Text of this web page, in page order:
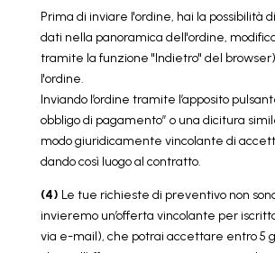
Prima di inviare l'ordine, hai la possibilità
dati nella panoramica dell'ordine,
tramite la funzione "Indietro" del
l'ordine.
Inviando l’ordine tramite l’apposito
obbligo di pagamento” o una dicitura
modo giuridicamente vincolante di
dando così luogo al contratto.
(4) Le tue richieste di preventivo non
invieremo un’offerta vincolante per
via e-mail), che potrai accettare entro 5